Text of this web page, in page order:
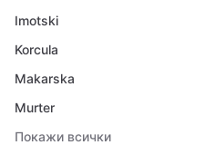
Imotski
Korcula
Makarska
Murter
Покажи всички